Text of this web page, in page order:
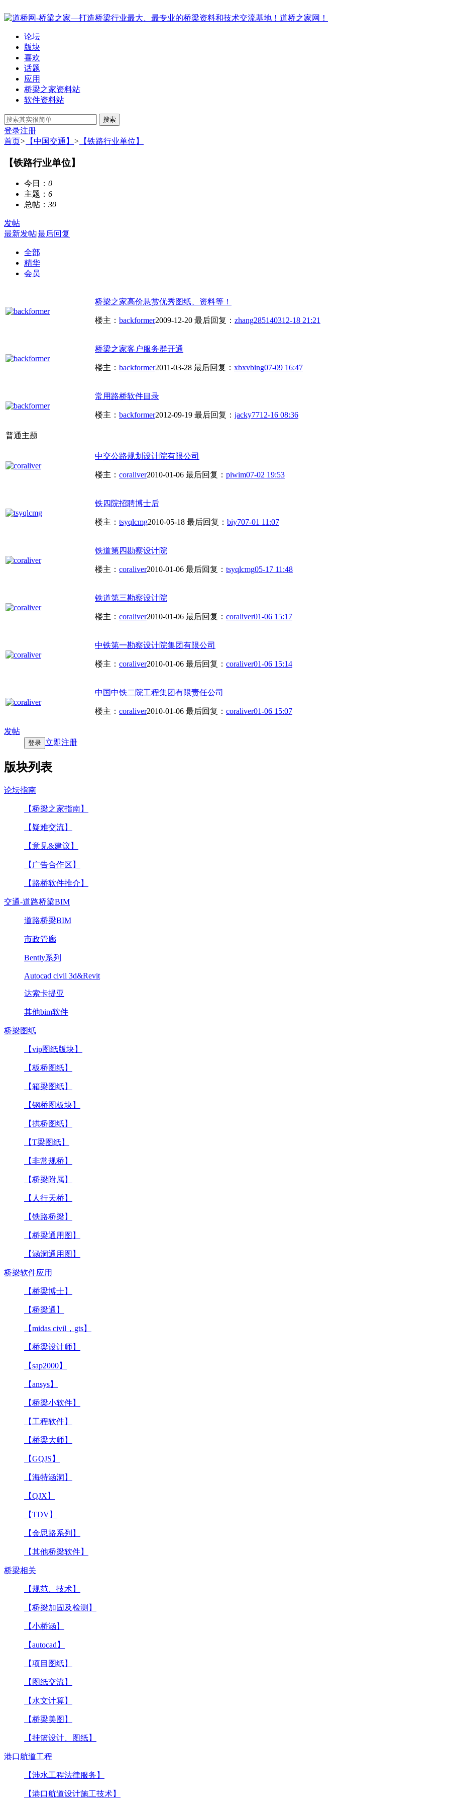
论坛
版块
喜欢
话题
应用
桥梁之家资料站
软件资料站
搜索
登录注册
首页> 【中国交通】 > 【铁路行业单位】
【铁路行业单位】
今日： 0
主题： 6
总帖： 30
发帖
最新发帖|最后回复
全部
精华
会员
桥梁之家高价悬赏优秀图纸、资料等！
楼主： backformer2009-12-20 最后回复： zhang285140312-18 21:21
桥梁之家客户服务群开通
楼主： backformer2011-03-28 最后回复： xbxvbing07-09 16:47
常用路桥软件目录
楼主： backformer2012-09-19 最后回复： jacky7712-16 08:36
普通主题
中交公路规划设计院有限公司
楼主： coraliver2010-01-06 最后回复： piwim07-02 19:53
铁四院招聘博士后
楼主： tsyqlcmg2010-05-18 最后回复： biy707-01 11:07
铁道第四勘察设计院
楼主： coraliver2010-01-06 最后回复： tsyqlcmg05-17 11:48
铁道第三勘察设计院
楼主： coraliver2010-01-06 最后回复： coraliver01-06 15:17
中铁第一勘察设计院集团有限公司
楼主： coraliver2010-01-06 最后回复： coraliver01-06 15:14
中国中铁二院工程集团有限责任公司
楼主： coraliver2010-01-06 最后回复： coraliver01-06 15:07
发帖
登录 立即注册
版块列表
论坛指南
【桥梁之家指南】
【疑难交流】
【意见&建议】
【广告合作区】
【路桥软件推介】
交通-道路桥梁BIM
道路桥梁BIM
市政管廊
Bently系列
Autocad civil 3d&Revit
达索卡提亚
其他bim软件
桥梁图纸
【vip图纸版块】
【板桥图纸】
【箱梁图纸】
【钢桥图板块】
【拱桥图纸】
【T梁图纸】
【非常规桥】
【桥梁附属】
【人行天桥】
【铁路桥梁】
【桥梁通用图】
【涵洞通用图】
桥梁软件应用
【桥梁博士】
【桥梁通】
【midas civil，gts】
【桥梁设计师】
【sap2000】
【ansys】
【桥梁小软件】
【工程软件】
【桥梁大师】
【GQJS】
【海特涵洞】
【QJX】
【TDV】
【金思路系列】
【其他桥梁软件】
桥梁相关
【规范、技术】
【桥梁加固及检测】
【小桥涵】
【autocad】
【项目图纸】
【图纸交流】
【水文计算】
【桥梁美图】
【挂篮设计、图纸】
港口航道工程
【涉水工程法律服务】
【港口航道设计施工技术】